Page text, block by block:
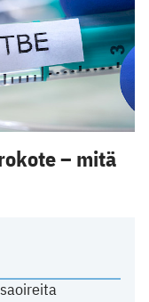
– mitä